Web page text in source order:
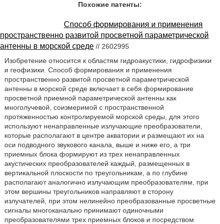
Похожие патенты:
Способ формирования и применения
пространственно развитой просветной параметрической
антенны в морской среде // 2602995
Изобретение относится к областям гидроакустики, гидрофизики
и геофизики. Способ формирования и применения
пространственно развитой просветной параметрической
антенны в морской среде включает в себя формирование
просветной приемной параметрической антенны как
многолучевой, соизмеримой с пространственной
протяженностью контролируемой морской среды, для этого
используют ненаправленные излучающие преобразователи,
которые располагают в центре акватории и размещают их на
оси подводного звукового канала, выше и ниже его, а три
приемных блока формируют из трех ненаправленных
акустических преобразователей каждый, размещенных в
вертикальной плоскости по треугольникам, а по глубине
располагают аналогично излучающим преобразователям, при
этом вершины треугольников направляют в сторону
излучателей, при этом нелинейно преобразованные просветные
сигналы многоканально принимают одиночными
преобразователями трех приемных блоков и посредством